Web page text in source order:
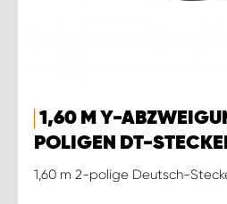
1,60 M Y-
POLIGEN DT-
1,60 m 2-polige Deutsch-